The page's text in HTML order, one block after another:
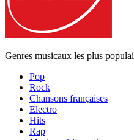
Genres musicaux les plus
Pop
Rock
Chansons françaises
Electro
Hits
Rap